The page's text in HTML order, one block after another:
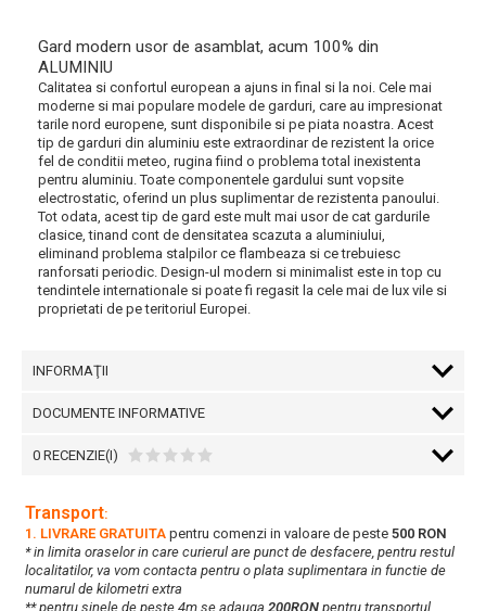
Gard modern usor de asamblat, acum 100% din
ALUMINIU
Calitatea si confortul european a ajuns in final si la noi. Cele mai
moderne si mai populare modele de garduri, care au impresionat
tarile nord europene, sunt disponibile si pe piata noastra. Acest
tip de garduri din aluminiu este extraordinar de rezistent la orice
fel de conditii meteo, rugina fiind o problema total inexistenta
pentru aluminiu. Toate componentele gardului sunt vopsite
electrostatic, oferind un plus suplimentar de rezistenta panoului.
Tot odata, acest tip de gard este mult mai usor de cat gardurile
clasice, tinand cont de densitatea scazuta a aluminiului,
eliminand problema stalpilor ce flambeaza si ce trebuiesc
ranforsati periodic. Design-ul modern si minimalist este in top cu
tendintele internationale si poate fi regasit la cele mai de lux vile si
proprietati de pe teritoriul Europei.
INFORMAŢII
DOCUMENTE INFORMATIVE
0 RECENZIE(I)
Transport:
1. LIVRARE GRATUITA pentru comenzi in valoare de peste 500 RON
* in limita oraselor in care curierul are punct de desfacere, pentru restul
localitatilor, va vom contacta pentru o plata suplimentara in functie de
numarul de kilometri extra
** pentru sinele de peste 4m se adauga 200RON pentru transportul